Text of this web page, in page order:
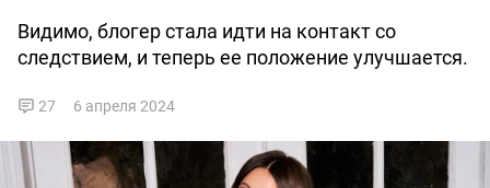
Видимо, блогер стала идти на контакт со
следствием, и теперь ее положение улучшается.
27 6 апреля 2024